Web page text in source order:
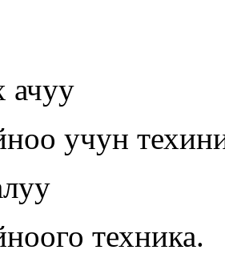
ачуу
учун
техника.